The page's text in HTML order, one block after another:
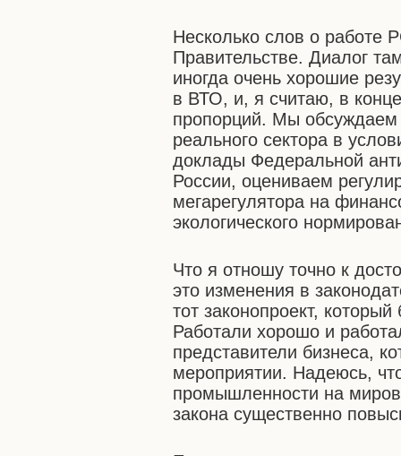
Несколько слов о работе
Правительстве. Диалог
иногда очень хорошие
в ВТО, и, я считаю, в
пропорций. Мы обсуждаем
реального сектора в
доклады Федеральной
России, оцениваем
мегарегулятора на
экологического
Что я отношу точно к
это изменения в
тот законопроект,
Работали хорошо и
представители бизнеса,
мероприятии. Надеюсь,
промышленности на
закона существенно